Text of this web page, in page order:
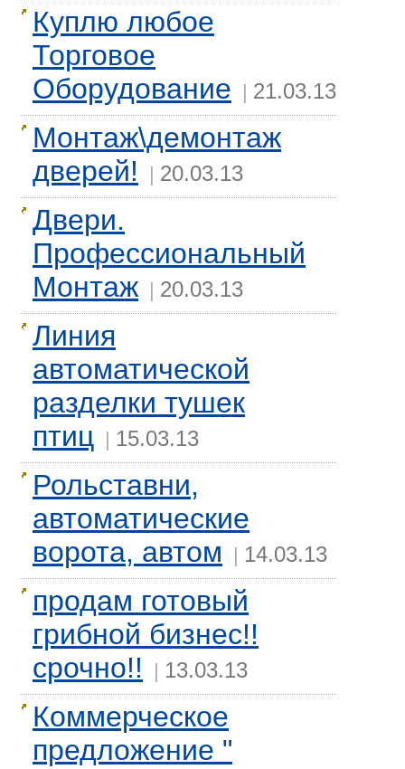
Куплю любое
Торговое
Оборудование | 21.03.13
Монтаж\демонтаж
дверей!
| 20.03.13
Двери.
Профессиональный
Монтаж | 20.03.13
Линия
автоматической
разделки тушек
птиц | 15.03.13
Рольставни,
автоматические
ворота, автом | 14.03.13
продам готовый
грибной бизнес!!
срочно!!
| 13.03.13
Коммерческое
предложение "